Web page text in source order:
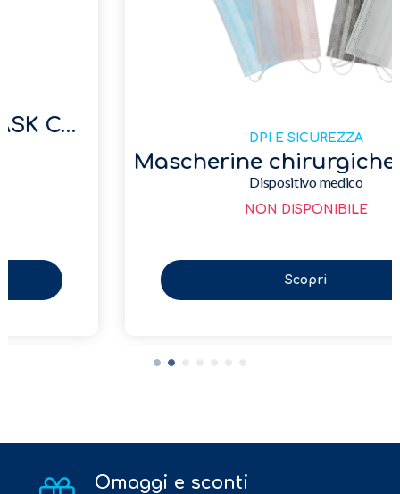
DPI E SICUREZZA
Mascherine chirurgiche Diversi colori
Dispositivo medico
NON DISPONIBILE
Omaggi e sconti